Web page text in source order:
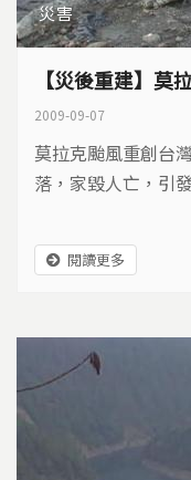
災害
【災後重建】莫
2009-09-07
莫拉克颱風重創台
落，家毀人亡，引
閱讀更多